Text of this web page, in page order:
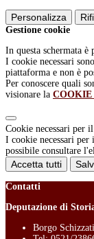
Personalizza
Gestione cookie
In questa schermata è
I cookie necessari
piattaforma e non è
Per conoscere quali
visionare la
Cookie necessari per
I cookie necessari per
possibile consultare
Accetta tutti
Contatti
Deputazione di
Borgo